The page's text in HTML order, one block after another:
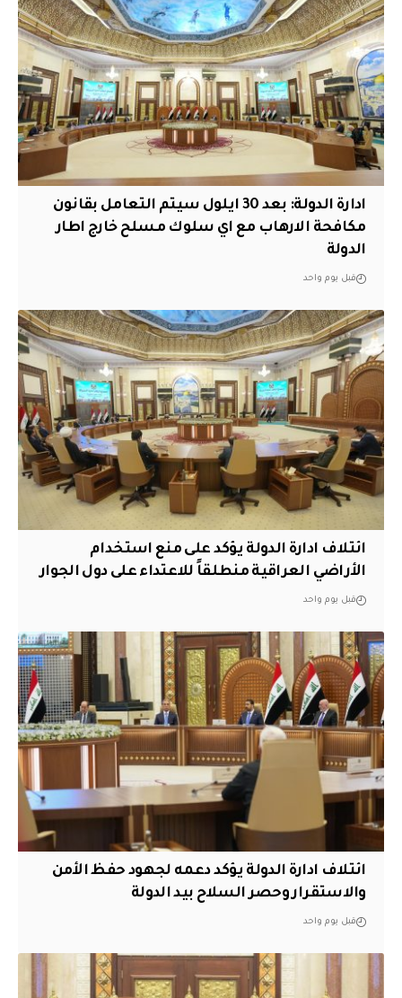
ادارة الدولة: بعد 30 ايلول سيتم التعامل بقانون
مكافحة الارهاب مع اي سلوك مسلح خارج اطار
الدولة
قبل يوم واحد
ائتلاف ادارة الدولة يؤكد على منع استخدام
الأراضي العراقية منطلقاً للاعتداء على دول الجوار
قبل يوم واحد
ائتلاف ادارة الدولة يؤكد دعمه لجهود حفظ الأمن
والاستقرار وحصر السلاح بيد الدولة
قبل يوم واحد